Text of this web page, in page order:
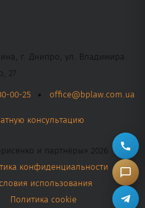
г. Днипро, ул. Владимира
27
00-25
office@bplaw.com.ua
консультацию
и партнёры» 2026
конфиденциальности
использования
Политика cookie